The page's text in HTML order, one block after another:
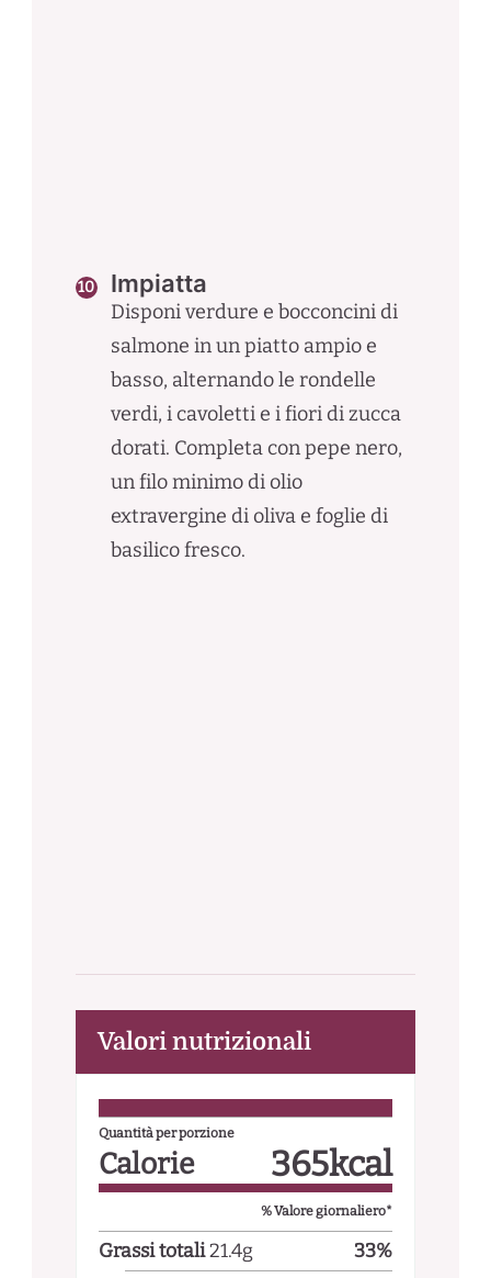
Impiatta
Disponi verdure e bocconcini di
salmone in un piatto ampio e
basso, alternando le rondelle
verdi, i cavoletti e i fiori di zucca
dorati. Completa con pepe nero,
un filo minimo di olio
extravergine di oliva e foglie di
basilico fresco.
Valori nutrizionali
Quantità per porzione
Calorie 365kcal
% Valore giornaliero*
Grassi totali21.4g 33%